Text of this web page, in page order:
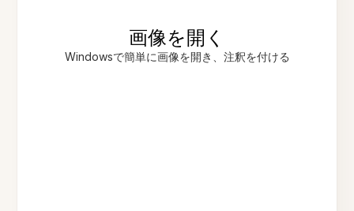
画像を開く
Windowsで簡単に画像を開き、注釈を付ける